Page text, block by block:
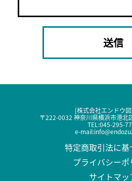
[株式会社エンドウ
〒222-0032 神奈川県横浜市港北
TEL:045-295-
e-mail:
特定商取引法に
プライバシーポ
サイトマッ